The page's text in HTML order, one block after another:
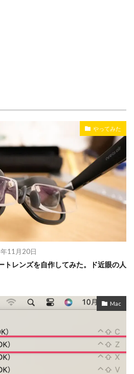
やってみた
11月20日
トレンズを自作してみた。ド近眼の人
Mac